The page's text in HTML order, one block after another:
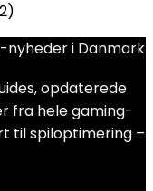
nyheder i Danmark
opdaterede
fra hele gaming-
til spiloptimering –